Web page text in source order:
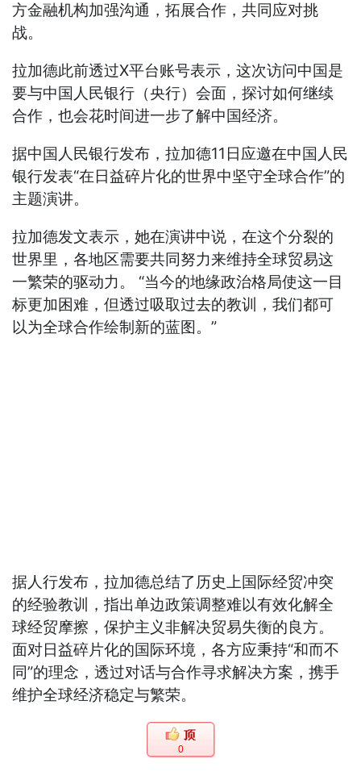
方金融机构加强沟通，拓展合作，共同应对挑
战。
拉加德此前透过X平台账号表示，这次访问中国是
要与中国人民银行（央行）会面，探讨如何继续
合作，也会花时间进一步了解中国经济。
据中国人民银行发布，拉加德11日应邀在中国人民
银行发表“在日益碎片化的世界中坚守全球合作”的
主题演讲。
拉加德发文表示，她在演讲中说，在这个分裂的
世界里，各地区需要共同努力来维持全球贸易这
一繁荣的驱动力。 “当今的地缘政治格局使这一目
标更加困难，但透过吸取过去的教训，我们都可
以为全球合作绘制新的蓝图。”
据人行发布，拉加德总结了历史上国际经贸冲突
的经验教训，指出单边政策调整难以有效化解全
球经贸摩擦，保护主义非解决贸易失衡的良方。
面对日益碎片化的国际环境，各方应秉持“和而不
同”的理念，透过对话与合作寻求解决方案，携手
维护全球经济稳定与繁荣。
0